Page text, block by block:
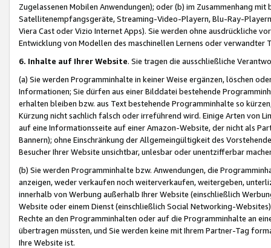
Zugelassenen Mobilen Anwendungen); oder (b) im Zusammenhang
Satellitenempfangsgeräte, Streaming-Video-Playern, Blu-Ray-
Viera Cast oder Vizio Internet Apps). Sie werden ohne ausdrückliche
Entwicklung von Modellen des maschinellen Lernens oder
6. Inhalte auf Ihrer Website. Sie tragen die ausschließliche
(a) Sie werden Programminhalte in keiner Weise ergänzen, löschen
Informationen; Sie dürfen aus einer Bilddatei bestehende
erhalten bleiben bzw. aus Text bestehende Programminhalte so
Kürzung nicht sachlich falsch oder irreführend wird. Einige Arten von
auf eine Informationsseite auf einer Amazon-Website, der nicht als
Bannern); ohne Einschränkung der Allgemeingültigkeit des
Besucher Ihrer Website unsichtbar, unlesbar oder unentzifferbar
(b) Sie werden Programminhalte bzw. Anwendungen, die
anzeigen, weder verkaufen noch weiterverkaufen, weitergeben,
innerhalb von Werbung außerhalb Ihrer Website (einschließlich
Website oder einem Dienst (einschließlich Social Networking-
Rechte an den Programminhalten oder auf die Programminhalte an
übertragen müssten, und Sie werden keine mit Ihrem Partner-Tag
Ihre Website ist.